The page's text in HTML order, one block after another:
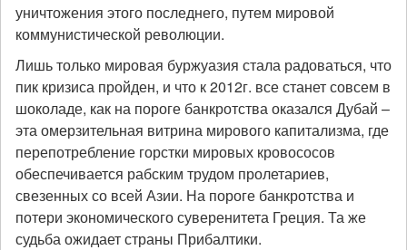
уничтожения этого последнего, путем мировой
коммунистической революции.
Лишь только мировая буржуазия стала радоваться, что
пик кризиса пройден, и что к 2012г. все станет совсем в
шоколаде, как на пороге банкротства оказался Дубай –
эта омерзительная витрина мирового капитализма, где
перепотребление горстки мировых кровососов
обеспечивается рабским трудом пролетариев,
свезенных со всей Азии. На пороге банкротства и
потери экономического суверенитета Греция. Та же
судьба ожидает страны Прибалтики.